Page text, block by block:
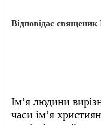
Відповідає священик
Ім’я людини
часи ім’я